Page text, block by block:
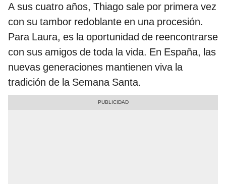
A sus cuatro años, Thiago sale por primera vez
con su tambor redoblante en una procesión.
Para Laura, es la oportunidad de reencontrarse
con sus amigos de toda la vida. En España, las
nuevas generaciones mantienen viva la
tradición de la Semana Santa.